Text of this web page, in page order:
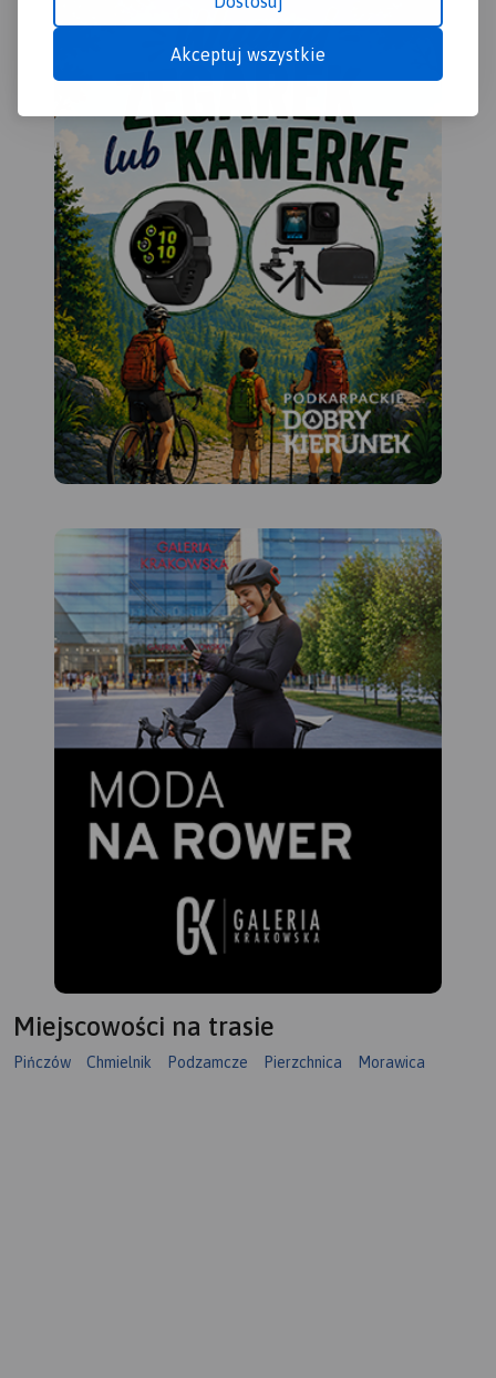
Akceptuj wszystkie
przedstawiony na mapie
zamyka się w granicach:
Końskie na północy, Raków
Świętokrzyski na wschodzie,
Dobrzeszów na zachodzie.
Rok wydania 2023
Jędrzejów i od wschodu -
najstarsze miasta regionu:
Chęciny, Pińczów, Wiślica i
warunki do wypoczynku oraz
uprawiania sportów
wodnych daje utworzony na
rzece Czarnej Staszowskiej
zbiornik Chańcza.
Rok
wydania: 2024
Miejscowości na trasie
Pińczów Chmielnik Podzamcze Pierzchnica Morawica